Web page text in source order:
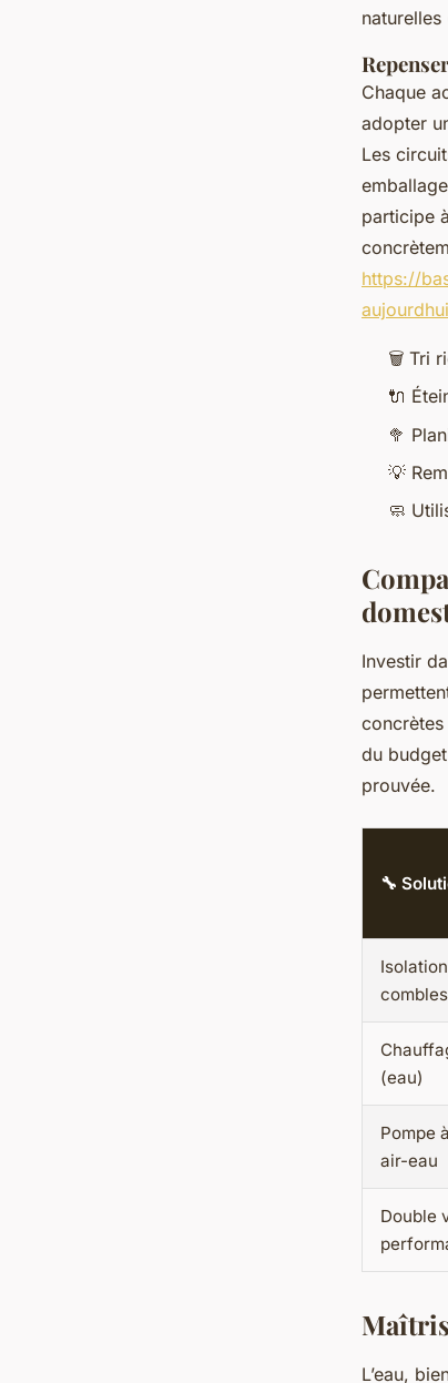
Chaque
adopter
Les
participe
https://
🗑️ Tri
🔌
🥦
💡
🧼
Investir
du
prouvée.
🔧
combles
(eau)
Pompe
air-eau
Double
L’eau,